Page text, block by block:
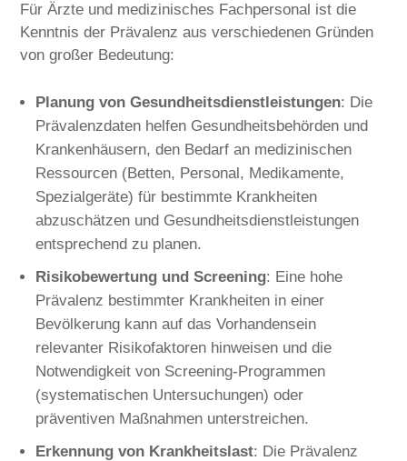
Für Ärzte und medizinisches Fachpersonal ist die
Kenntnis der Prävalenz aus verschiedenen Gründen
von großer Bedeutung:
Planung von Gesundheitsdienstleistungen: Die
Prävalenzdaten helfen Gesundheitsbehörden und
Krankenhäusern, den Bedarf an medizinischen
Ressourcen (Betten, Personal, Medikamente,
Spezialgeräte) für bestimmte Krankheiten
abzuschätzen und Gesundheitsdienstleistungen
entsprechend zu planen.
Risikobewertung und Screening: Eine hohe
Prävalenz bestimmter Krankheiten in einer
Bevölkerung kann auf das Vorhandensein
relevanter Risikofaktoren hinweisen und die
Notwendigkeit von Screening-Programmen
(systematischen Untersuchungen) oder
präventiven Maßnahmen unterstreichen.
Erkennung von Krankheitslast: Die Prävalenz